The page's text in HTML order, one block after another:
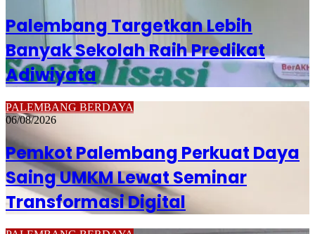
Palembang Targetkan Lebih
Banyak Sekolah Raih Predikat
Adiwiyata
PALEMBANG BERDAYA
06/08/2026
Pemkot Palembang Perkuat Daya
Saing UMKM Lewat Seminar
Transformasi Digital